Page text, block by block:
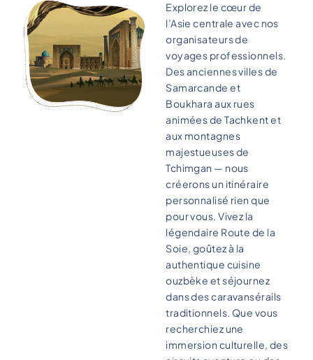
Explorez le cœur de
l’Asie centrale avec nos
organisateurs de
voyages professionnels.
Des anciennes villes de
Samarcande et
Boukhara aux rues
animées de Tachkent et
aux montagnes
majestueuses de
Tchimgan — nous
créerons un itinéraire
personnalisé rien que
pour vous. Vivez la
légendaire Route de la
Soie, goûtez à la
authentique cuisine
ouzbèke et séjournez
dans des caravansérails
traditionnels. Que vous
recherchiez une
immersion culturelle, des